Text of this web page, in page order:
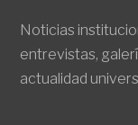
Noticias
entrevistas,
actualidad